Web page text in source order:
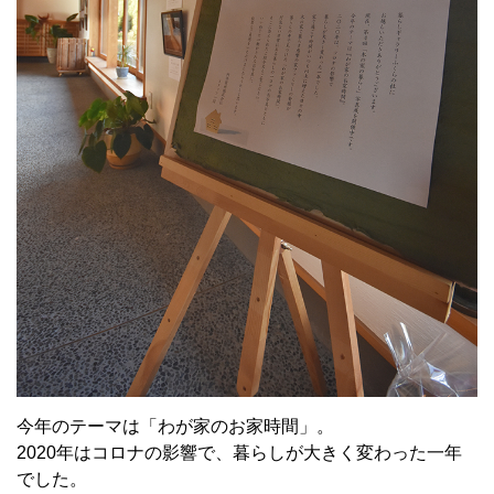
今年のテーマは「わが家のお家時間」。
2020年はコロナの影響で、暮らしが大きく変わった一年
でした。